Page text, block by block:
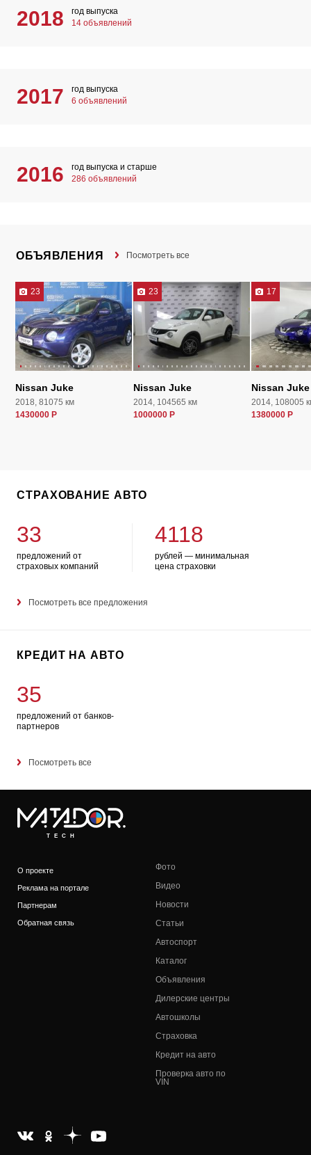
2018
год выпуска
14 объявлений
2017
год выпуска
6 объявлений
2016
год выпуска и старше
286 объявлений
ОБЪЯВЛЕНИЯ Посмотреть все
23
Nissan Juke
2018, 81075 км
1430000 Р
23
Nissan Juke
2014, 104565 км
1000000 Р
17
Nissan Juke
2014, 108005
1380000 Р
СТРАХОВАНИЕ АВТО
33
предложений от
страховых компаний
4118
рублей — минимальная
цена страховки
Посмотреть все предложения
КРЕДИТ НА АВТО
35
предложений от банков-
партнеров
Посмотреть все
TECH
О проекте
Реклама на портале
Партнерам
Обратная связь
Фото
Видео
Новости
Статьи
Автоспорт
Каталог
Объявления
Дилерские центры
Автошколы
Страховка
Кредит на авто
Проверка авто по
VIN